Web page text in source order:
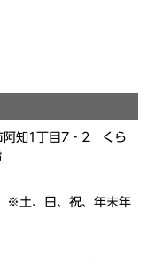
阿知1丁目7‐2 くら
土、日、祝、年末年